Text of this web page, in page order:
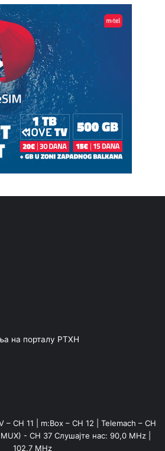
на порталу РТХН
– CH 11 | m:Box – CH 12 | Telemach – CH
- CH 37 Слушајте нас: 90,0 MHz |
102,7 MHz